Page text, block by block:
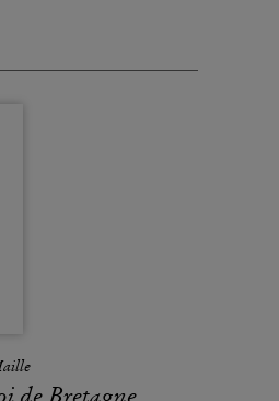
de Bretagne